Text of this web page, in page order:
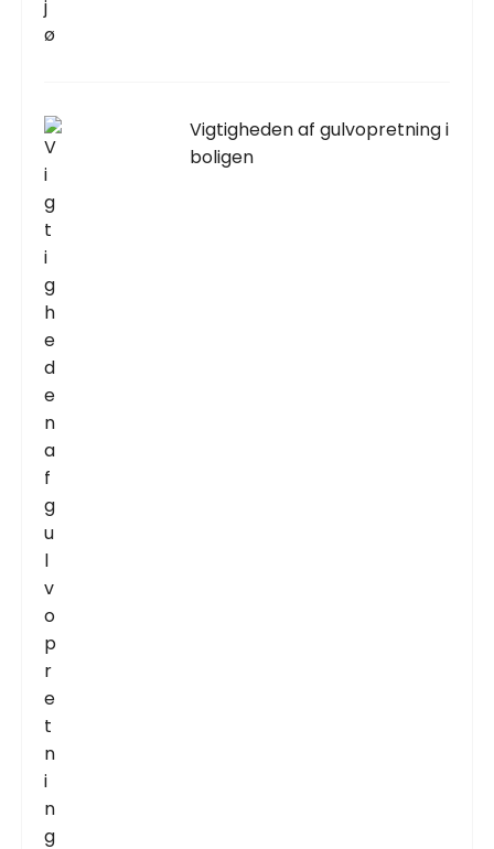
Vigtigheden af gulvopretning i
boligen